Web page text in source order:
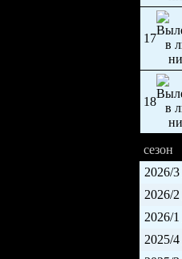
17
18
сезон
2026/3
2026/2
2026/1
2025/4